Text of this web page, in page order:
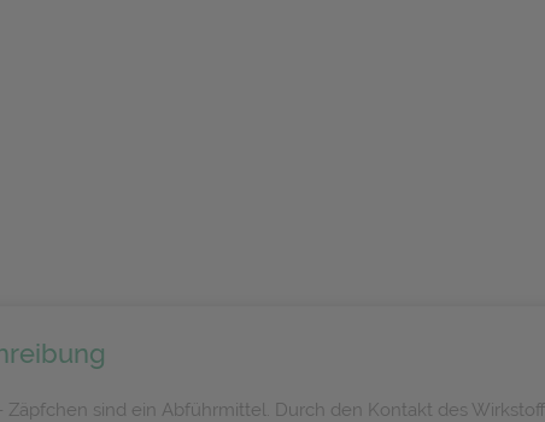
Zäpfchen sind ein Abführmittel. Durch den Kontakt des